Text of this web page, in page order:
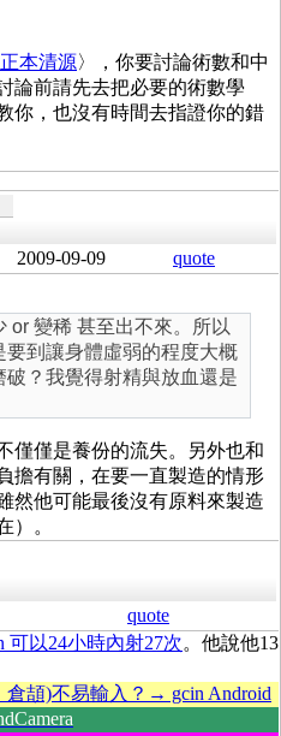
本清源〉，你要討論術數和中
論前請先去把必要的術數學
你，也沒有時間去指證你的錯
2009-09-09 quote
or 變稀 甚至出不來。所以
到讓身體虛弱的程度大概
？我覺得射精與放血還是
僅僅是養份的流失。另外也和
擔有關，在要一直製造的情形
然他可能最後沒有原料來製造
）。
quote
可以24小時內射27次。他說他13
頡)不易輸入？→ gcin Android